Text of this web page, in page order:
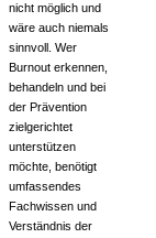
nicht möglich und
wäre auch niemals
sinnvoll. Wer
Burnout erkennen,
behandeln und bei
der Prävention
zielgerichtet
unterstützen
möchte, benötigt
umfassendes
Fachwissen und
Verständnis der